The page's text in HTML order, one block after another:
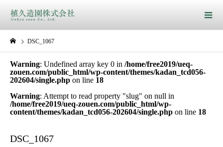
DSC_1067
Warning: Undefined array key 0 in /home/free2019/ueq-
zouen.com/public_html/wp-content/themes/kadan_tcd056-
202604/single.php on line 18
Warning: Attempt to read property "slug" on null in
/home/free2019/ueq-zouen.com/public_html/wp-
content/themes/kadan_tcd056-202604/single.php on line 18
DSC_1067